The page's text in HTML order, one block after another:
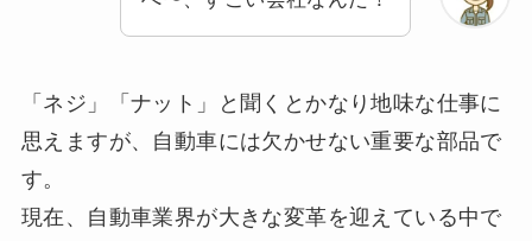
「ネジ」「ナット」と聞くとかなり地味な仕事に
思えますが、自動車には欠かせない重要な部品で
す。
現在、自動車業界が大きな変革を迎えている中で